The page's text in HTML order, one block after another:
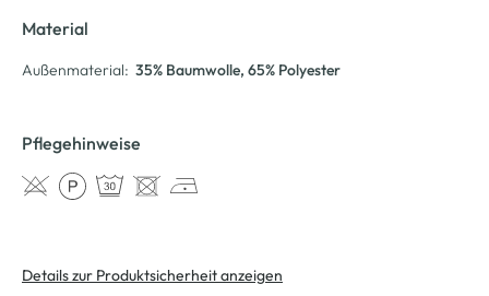
Material
Außenmaterial: 35% Baumwolle, 65% Polyester
Pflegehinweise
Details zur Produktsicherheit anzeigen